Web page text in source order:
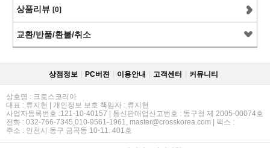
상품리뷰 [0]
교환/반품/환불/취소
상점정보 PC버젼 이용안내 고객센터 커뮤니티
상호명 : 크로스코리아
대표 : 류지현 | 개인정보 보호 책임자 : 류지현
사업자등록번호 :121-10-40157 | 통신판매업신고번호 : 동구청 제 2005-00074호
전화 : 032-766-7345,010-9561-1961, master@crosskorea.com | 팩스 :
주소 : 인천시 동구 금곡동 10-11. 401호